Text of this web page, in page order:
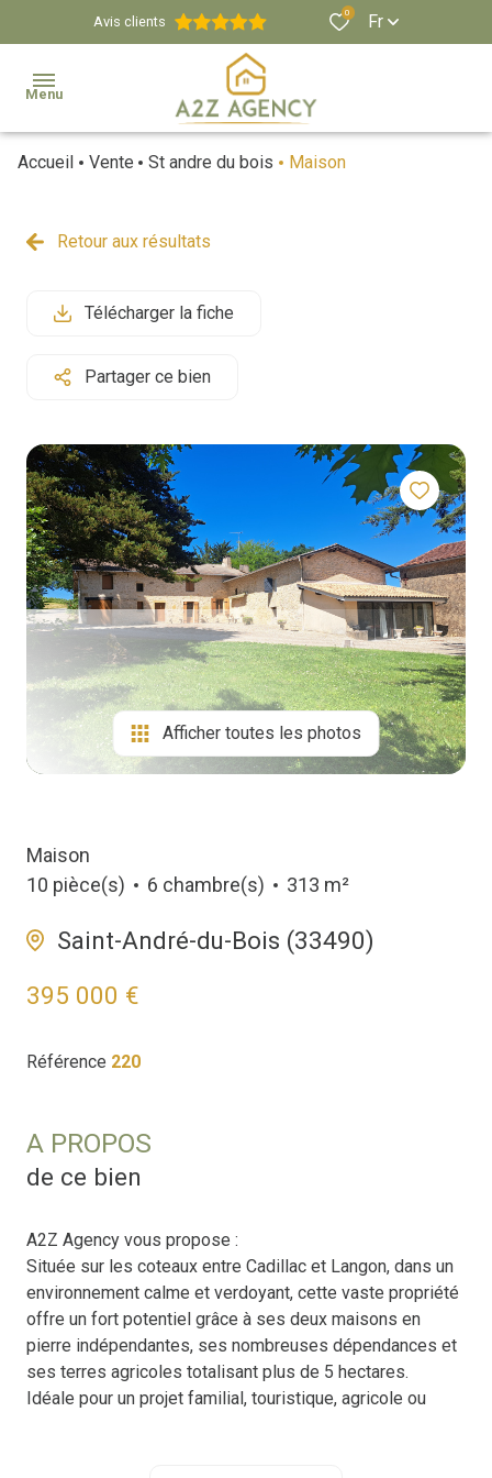
Avis clients
0 Fr
Menu
Estimation
Immobiliers
Viticoles
Équestres
Biens
Vendus
Accueil Vente St andre du bois Maison
Retour aux résultats
Télécharger la fiche
Partager ce bien
Afficher toutes les photos
Maison
10 pièce(s)
6 chambre(s) 313 m²
Saint-André-du-Bois (33490)
395 000 €
Référence 220
A PROPOS
de ce bien
A2Z Agency vous propose :
Située sur les coteaux entre Cadillac et Langon, dans un
environnement calme et verdoyant, cette vaste propriété
offre un fort potentiel grâce à ses deux maisons en
pierre indépendantes, ses nombreuses dépendances et
ses terres agricoles totalisant plus de 5 hectares.
Idéale pour un projet familial, touristique, agricole ou